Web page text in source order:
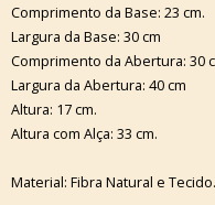
Comprimento da Base: 23 cm.
Largura da Base: 30 cm
Comprimento da Abertura: 30
Largura da Abertura: 40 cm
Altura: 17 cm.
Altura com Alça: 33 cm.
Material: Fibra Natural e Tecido.